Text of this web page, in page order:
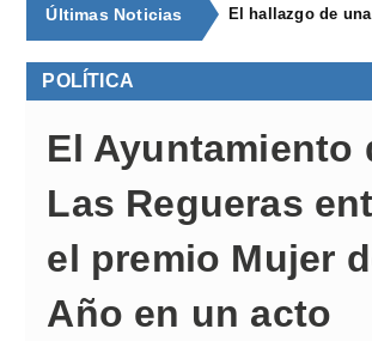
Últimas Noticias
POLÍTICA
El Ayuntamiento
Las Regueras
el premio Mujer
Año en un acto